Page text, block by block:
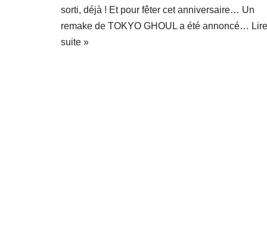
sorti, déjà ! Et pour fêter cet anniversaire… Un
remake de TOKYO GHOUL a été annoncé…
suite »